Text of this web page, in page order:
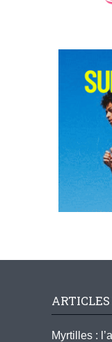
Myrtilles :